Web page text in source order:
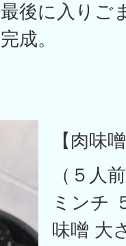
最後に入りご
完成。
【肉味
（５人
ミンチ
味噌 大